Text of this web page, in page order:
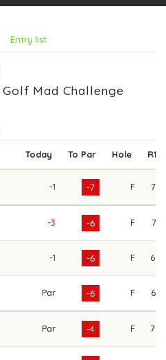
Entry list
Mad Challenge
Today To Par Hole R1
-1 -7 F 72
-3 -6 F 71
-1 -6 F 68
Par -6 F 65
Par -4 F 70